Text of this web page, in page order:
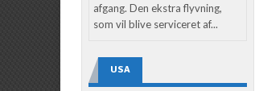
afgang. Den ekstra flyvning,
som vil blive serviceret af...
USA